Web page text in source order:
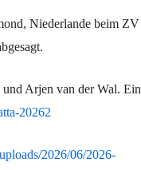
Niederlande beim ZV
Arjen van der Wal. Ein
20262
2026/06/2026-